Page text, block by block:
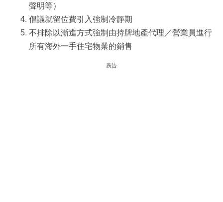
聲明等）
倡議就留位費引入強制冷靜期
不排除以漸進方式強制由持牌地產代理／營業員進行
所有海外一手住宅物業的銷售
廣告